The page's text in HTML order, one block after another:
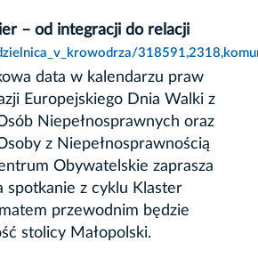
– od integracji do relacji
data w kalendarzu praw
Europejskiego Dnia Walki z
Niepełnosprawnych oraz
z Niepełnosprawnością
Obywatelskie zaprasza
spotkanie z cyklu Klaster
przewodnim będzie
stolicy Małopolski.